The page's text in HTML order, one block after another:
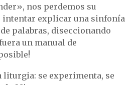
nos perdemos su
intentar explicar una sinfonía
palabras, diseccionando
un manual de
liturgia: se experimenta, se